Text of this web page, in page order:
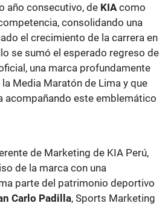
año consecutivo, de KIA como
consolidando una
el crecimiento de la carrera en
se sumó el esperado regreso de
una marca profundamente
Media Maratón de Lima y que
acompañando este emblemático
de Marketing de KIA Perú,
de la marca con una
parte del patrimonio deportivo
Carlo Padilla, Sports Marketing